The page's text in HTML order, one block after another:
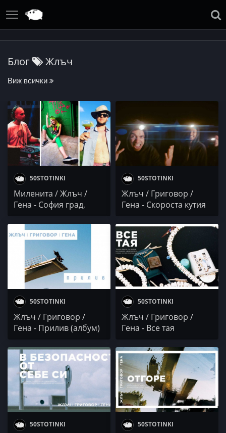
Блог Жлъч
Виж всички
50STOTINKI
Миленита / Жлъч /
Гена - София град,
50STOTINKI
Жлъч / Григовор /
Гена - Скороста кутия
50STOTINKI
Жлъч / Григовор /
Гена - Прилив (албум)
50STOTINKI
Жлъч / Григовор /
Гена - Все тая
50STOTINKI 50STOTINKI